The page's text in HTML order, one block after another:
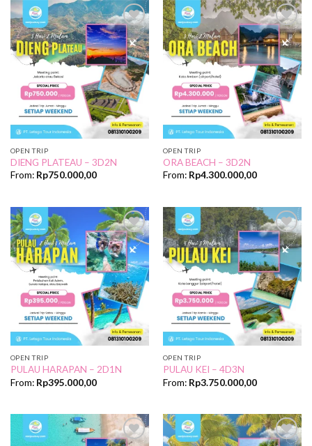
Add to
Wishlist
OPEN TRIP
DIENG PLATEAU – 3D2N
From: Rp750.000,00
Add to
Wishlist
OPEN TRIP
ORA BEACH – 3D2N
From: Rp4.300.000,00
Add to
Wishlist
OPEN TRIP
PULAU HARAPAN – 2D1N
From: Rp395.000,00
Add to
Wishlist
OPEN TRIP
PULAU KEI – 4D3N
From: Rp3.750.000,00